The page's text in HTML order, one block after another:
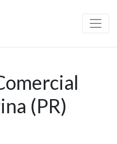
(PR)